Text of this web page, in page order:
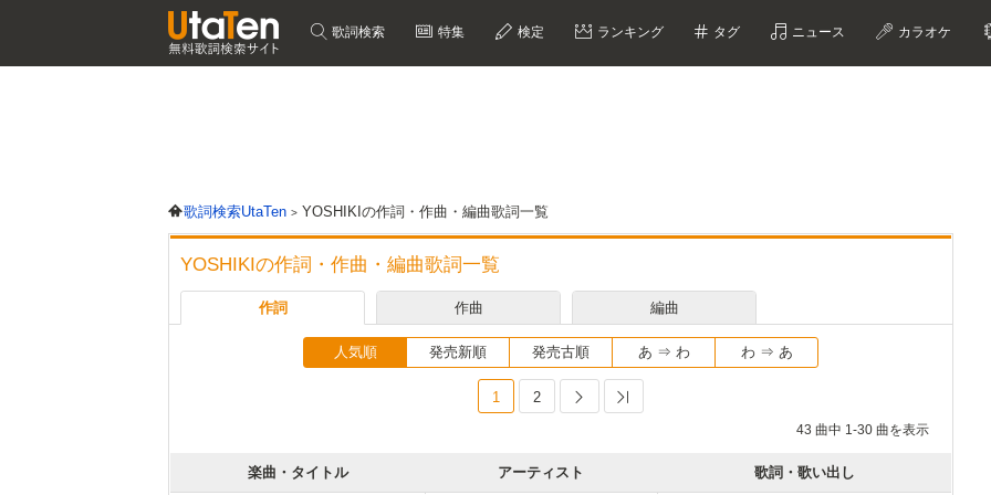
歌詞検索 特集 検定 ランキング タグ ニュース カラオケ
歌詞検索UtaTen YOSHIKIの作詞・作曲・編曲歌詞一覧
YOSHIKIの作詞・作曲・編曲歌詞一覧
作詞 作曲 編曲
人気順 発売新順 発売古順 あ ⇒ わ わ ⇒ あ
1 2 Next
43 曲中 1-30 曲を表示
楽曲・タイトル アーティスト 歌詞・歌い出し